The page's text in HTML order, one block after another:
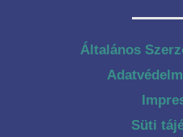
Általános
Süti